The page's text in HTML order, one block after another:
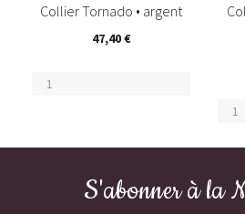
Collier Tornado • argent
47,40 €
S'abonner à la